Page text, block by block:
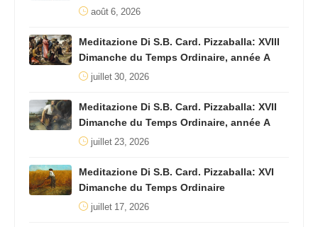
août 6, 2026
Meditazione Di S.B. Card. Pizzaballa: XVIII
Dimanche du Temps Ordinaire, année A
juillet 30, 2026
Meditazione Di S.B. Card. Pizzaballa: XVII
Dimanche du Temps Ordinaire, année A
juillet 23, 2026
Meditazione Di S.B. Card. Pizzaballa: XVI
Dimanche du Temps Ordinaire
juillet 17, 2026